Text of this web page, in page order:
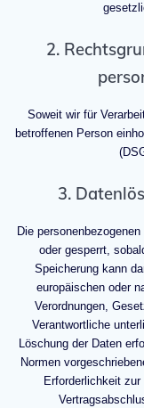
2.
Soweit wir für
betroffenen Person
3.
Die
oder gesperrt,
Speicherung kann
europäischen oder
Verordnungen,
Verantwortliche
Löschung der Daten
Normen
Erforderlichkeit